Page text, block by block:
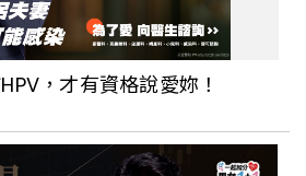
，才有資格說愛妳！